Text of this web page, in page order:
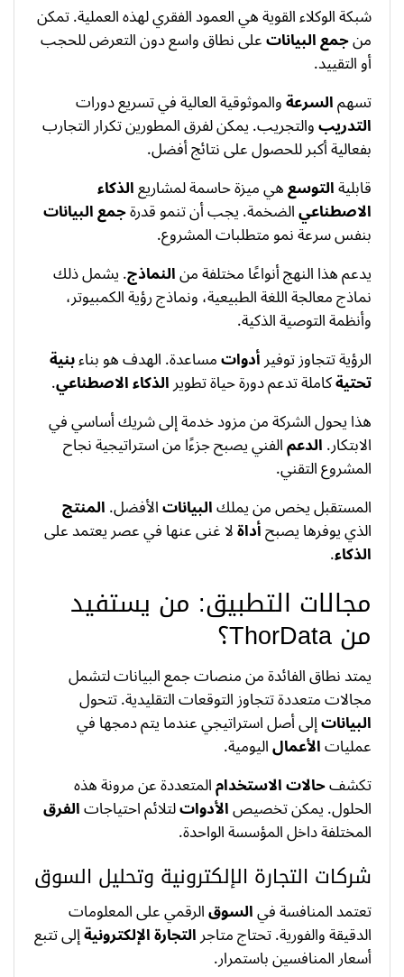
شبكة الوكلاء القوية هي العمود الفقري لهذه العملية. تمكن
منجمع البياناتعلى نطاق واسع دون التعرض للحجب
أو التقييد.
تسهمالسرعةوالموثوقية العالية في تسريع دورات
التدريبوالتجريب. يمكن لفرق المطورين تكرار التجارب
بفعالية أكبر للحصول على نتائج أفضل.
قابليةالتوسعهي ميزة حاسمة لمشاريعالذكاء
الاصطناعيالضخمة. يجب أن تنمو قدرةجمع البيانات
بنفس سرعة نمو متطلبات المشروع.
يدعم هذا النهج أنواعًا مختلفة منالنماذج. يشمل ذلك
نماذج معالجة اللغة الطبيعية، ونماذج رؤية الكمبيوتر،
وأنظمة التوصية الذكية.
الرؤية تتجاوز توفيرأدواتمساعدة. الهدف هو بناءبنية
تحتيةكاملة تدعم دورة حياة تطويرالذكاء الاصطناعي.
هذا يحول الشركة من مزود خدمة إلى شريك أساسي في
الابتكار.الدعمالفني يصبح جزءًا من استراتيجية نجاح
المشروع التقني.
المستقبل يخص من يملكالبياناتالأفضل.المنتج
الذي يوفرها يصبحأداةلا غنى عنها في عصر يعتمد على
الذكاء.
مجالات التطبيق: من يستفيد
من ThorData؟
يمتد نطاق الفائدة من منصات جمع البيانات لتشمل
مجالات متعددة تتجاوز التوقعات التقليدية. تتحول
البياناتإلى أصل استراتيجي عندما يتم دمجها في
عملياتالأعمالاليومية.
تكشفحالات الاستخدامالمتعددة عن مرونة هذه
الحلول. يمكن تخصيصالأدواتلتلائم احتياجاتالفرق
المختلفة داخل المؤسسة الواحدة.
شركات التجارة الإلكترونية وتحليل السوق
تعتمد المنافسة فيالسوقالرقمي على المعلومات
الدقيقة والفورية. تحتاج متاجرالتجارة الإلكترونيةإلى تتبع
أسعار المنافسين باستمرار.